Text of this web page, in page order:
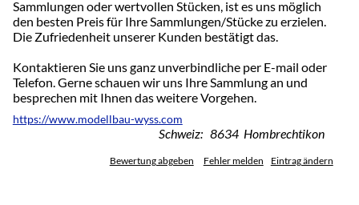
Sammlungen oder wertvollen Stücken, ist es uns möglich
den besten Preis für Ihre Sammlungen/Stücke zu erzielen.
Die Zufriedenheit unserer Kunden bestätigt das.
Kontaktieren Sie uns ganz unverbindliche per E-mail oder
Telefon. Gerne schauen wir uns Ihre Sammlung an und
besprechen mit Ihnen das weitere Vorgehen.
https://www.modellbau-wyss.com
Schweiz: 8634 Hombrechtikon
Bewertung abgeben Fehler melden Eintrag ändern